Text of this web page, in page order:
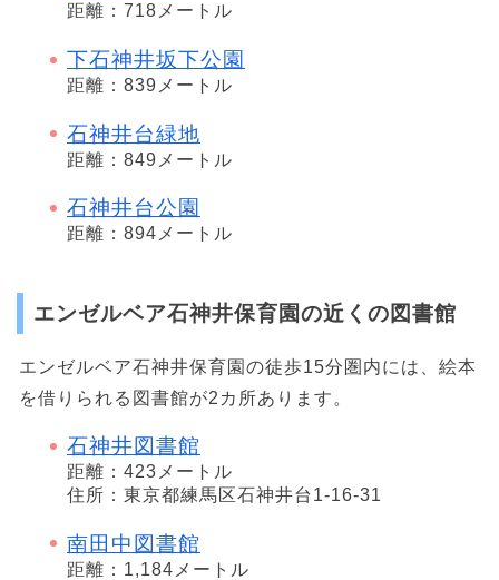
距離：718メートル
下石神井坂下公園
距離：839メートル
石神井台緑地
距離：849メートル
石神井台公園
距離：894メートル
エンゼルベア石神井保育園の近くの図書館
エンゼルベア石神井保育園の徒歩15分圏内には、絵本
を借りられる図書館が2カ所あります。
石神井図書館
距離：423メートル
住所：東京都練馬区石神井台1-16-31
南田中図書館
距離：1,184メートル